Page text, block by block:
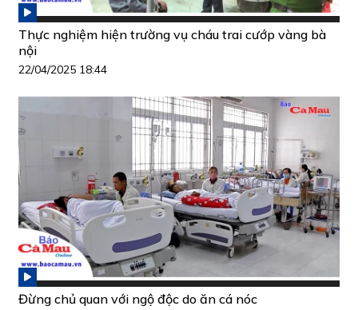
Thực nghiệm hiện trường vụ cháu trai cướp vàng bà
nội
22/04/2025 18:44
Đừng chủ quan với ngộ độc do ăn cá nóc